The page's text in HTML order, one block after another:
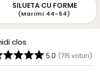
SILUETA CU FORME
(Marimi 44-54)
clos
5.0 (715 voturi)